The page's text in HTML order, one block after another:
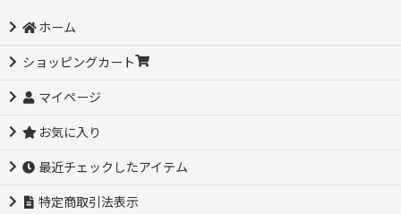
ホーム
ショッピングカート
マイページ
お気に入り
最近チェックしたアイテム
特定商取引法表示